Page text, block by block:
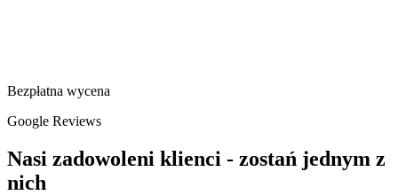
Bezpłatna wycena
Google Reviews
Nasi zadowoleni klienci - zostań jednym z
nich